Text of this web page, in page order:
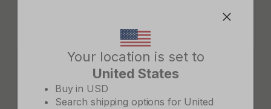
Your location is set to
United States
Buy in USD
Search shipping options for United
Change country/region
TONGA (TOP T$)
TRINIDAD Y TOBAGO (TTD
TURKMENISTÁN (USD $)
TURQUÍA (TRY ₺)
TUVALU (AUD $)
TÚNEZ (USD $)
UGANDA (UGX USH)